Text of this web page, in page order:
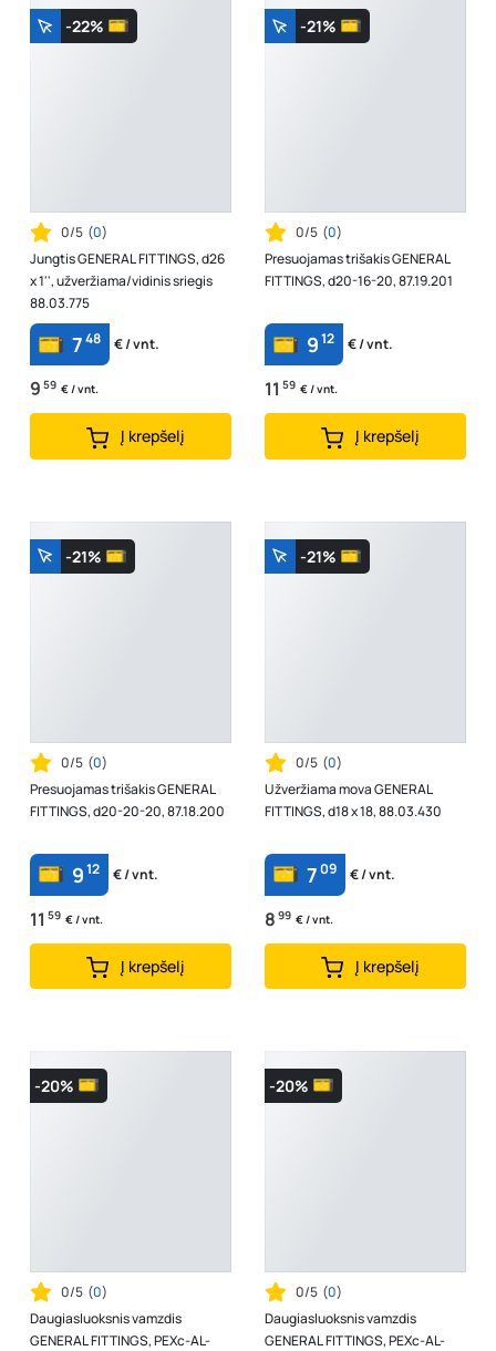
-22%
0/5 (0)
Jungtis GENERAL FITTINGS, d26
x 1'', užveržiama/vidinis sriegis
88.03.775
748 € / vnt.
9 59 € / vnt.
Į krepšelį
-21%
0/5 (0)
Presuojamas trišakis GENERAL
FITTINGS, d20-16-20, 87.19.201
912 € / vnt.
11 59 € / vnt.
Į krepšelį
-21%
0/5 (0)
Presuojamas trišakis GENERAL
FITTINGS, d20-20-20, 87.18.200
912 € / vnt.
11 59 € / vnt.
Į krepšelį
-21%
0/5 (0)
Užveržiama mova GENERAL
FITTINGS, d18 x 18, 88.03.430
709 € / vnt.
8 99 € / vnt.
Į krepšelį
-20%
0/5 (0)
Daugiasluoksnis vamzdis
GENERAL FITTINGS, PEXc-AL-
-20%
0/5 (0)
Daugiasluoksnis vamzdis
GENERAL FITTINGS, PEXc-AL-